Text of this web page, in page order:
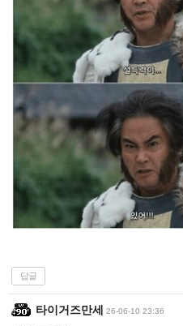
답글
타이거즈만세 26-06-10 23:36